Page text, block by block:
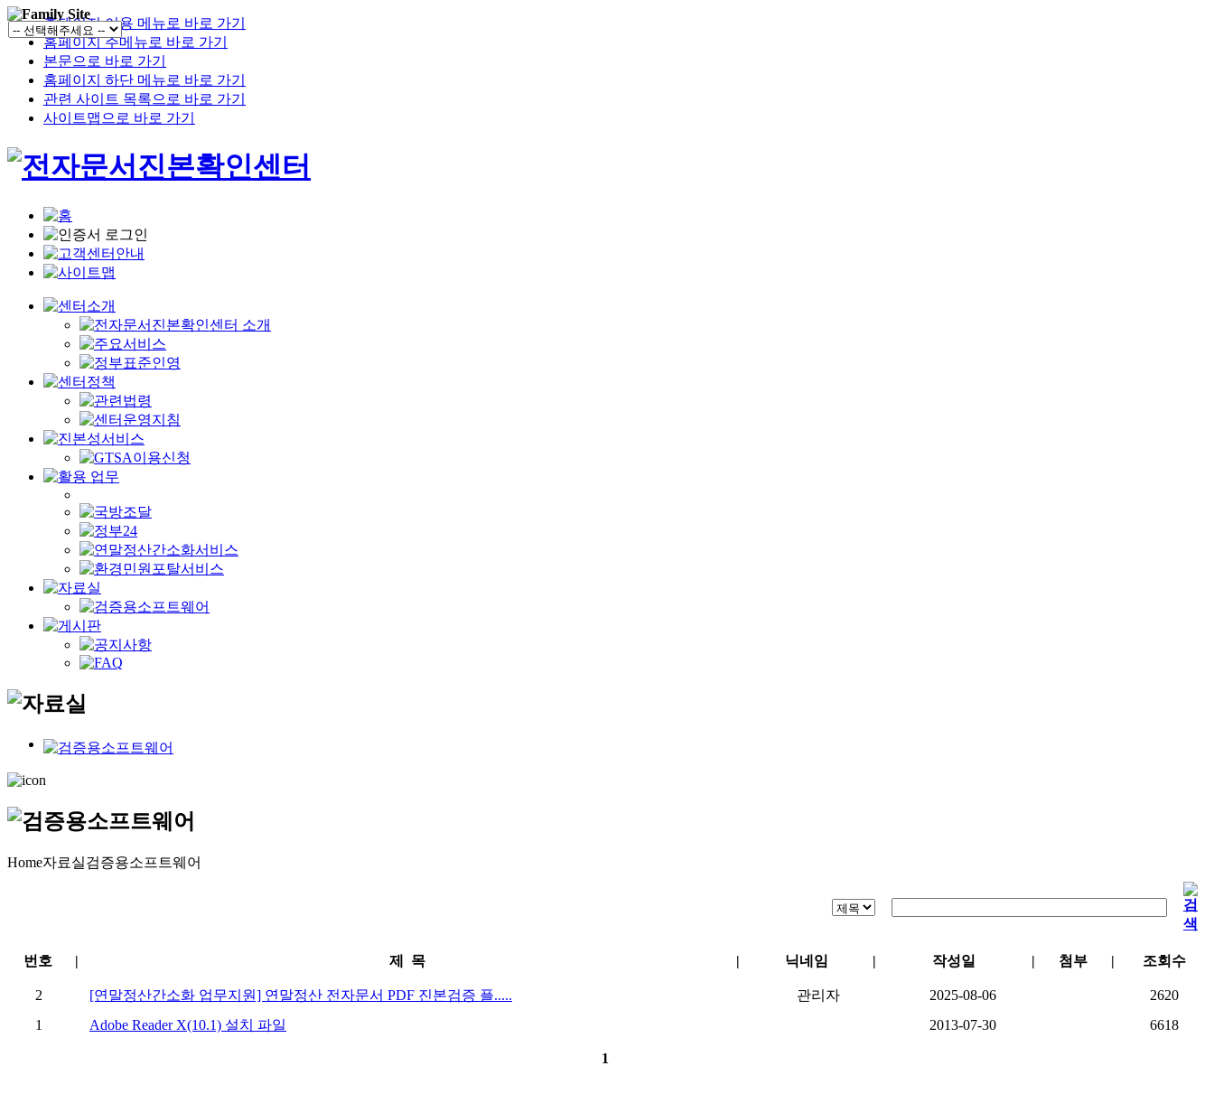
홈페이지 이용 메뉴로 바로 가기
홈페이지 주메뉴로 바로 가기
본문으로 바로 가기
홈페이지 하단 메뉴로 바로 가기
관련 사이트 목록으로 바로 가기
사이트맵으로 바로 가기
Home자료실검증용소프트웨어